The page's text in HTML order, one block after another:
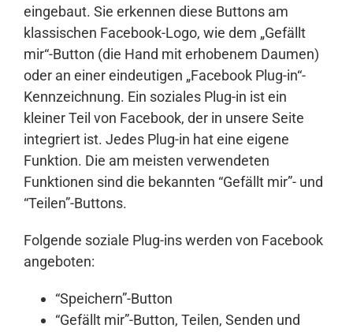
eingebaut. Sie erkennen diese Buttons am
klassischen Facebook-Logo, wie dem „Gefällt
mir“-Button (die Hand mit erhobenem Daumen)
oder an einer eindeutigen „Facebook Plug-in“-
Kennzeichnung. Ein soziales Plug-in ist ein
kleiner Teil von Facebook, der in unsere Seite
integriert ist. Jedes Plug-in hat eine eigene
Funktion. Die am meisten verwendeten
Funktionen sind die bekannten “Gefällt mir”- und
“Teilen”-Buttons.
Folgende soziale Plug-ins werden von Facebook
angeboten:
“Speichern”-Button
“Gefällt mir”-Button, Teilen, Senden und